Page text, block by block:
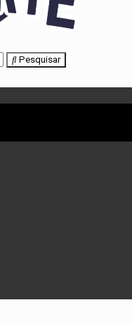
Pesquisar